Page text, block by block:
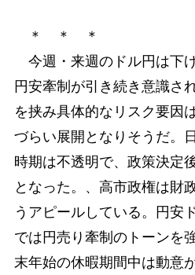
＊ ＊ ＊
今週・来週のドル円は下
円安牽制が引き続き意識さ
を挟み具体的なリスク要因
づらい展開となりそうだ。
時期は不透明で、政策決定
となった。、高市政権は財
うアピールしている。円安
では円売り牽制のトーンを
末年始の休暇期間中は動意